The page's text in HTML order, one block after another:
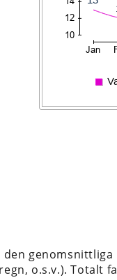
den
o.s.v.). Totalt